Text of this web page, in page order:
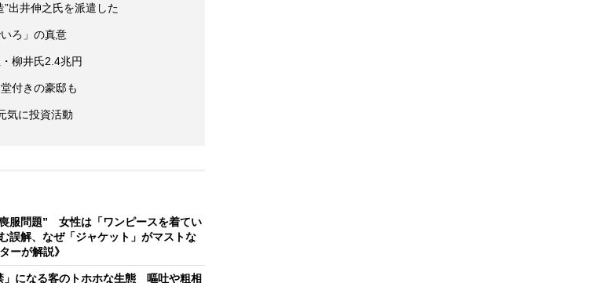
出井伸之氏を派遣した
ろ」の真意
柳井氏2.4兆円
付きの豪邸も
気に投資活動
服問題” 女性は「ワンピースを着てい
誤解、なぜ「ジャケット」がマストな
ーが解説》
」になる客のトホホな生態 嘔吐や粗相